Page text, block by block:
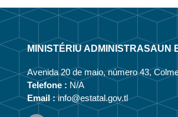
MINISTÉRIU ADMINISTRASAUN
Avenida 20 de maio, número 43,
Telefone : N/A
Email :info@estatal.gov.tl